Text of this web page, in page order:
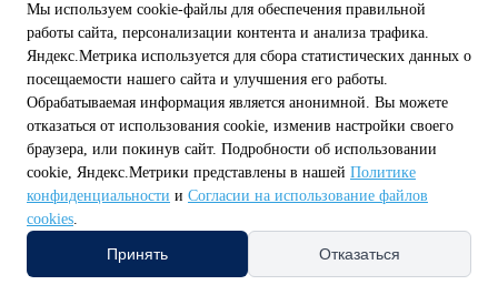
Омская обл. Оренбургская обл. Орловская обл.
Пензенская обл. Псковская обл.
Республика Мордовия Республика Мэрий Эл Республика
Татарстан Республика Чувашия Ростовская обл. Рязанская обл.
Самарская обл. Санкт-Петербург Саратовская обл.
Сахалинская обл. Свердловская обл. Смоленская обл.
Тамбовская обл.
Тюменская обл.
Ульяновская обл.
Мы используем cookie-файлы для обеспечения правильной
работы сайта, персонализации контента и анализа трафика.
Яндекс.Метрика используется для сбора статистических данных о
посещаемости нашего сайта и улучшения его работы.
Обрабатываемая информация является анонимной. Вы можете
отказаться от использования cookie, изменив настройки своего
браузера, или покинув сайт. Подробности об использовании
cookie, Яндекс.Метрики представлены в нашей Политике
конфиденциальности и Согласии на использование файлов
cookies.
Принять Отказаться